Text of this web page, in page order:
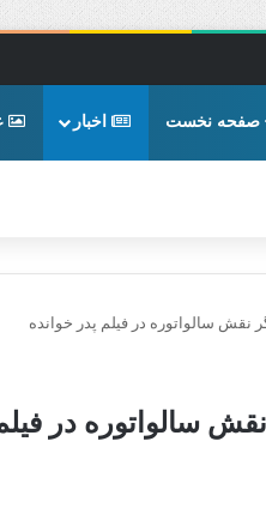
صفحه نخست اخبار
نقش سالواتوره در فیلم پدر خوانده
سالواتوره در